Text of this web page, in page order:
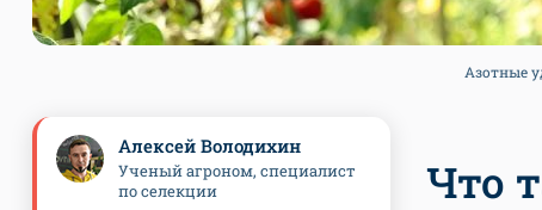
Азотные
Что
Алексей Володихин
Ученый агроном, специалист
по селекции